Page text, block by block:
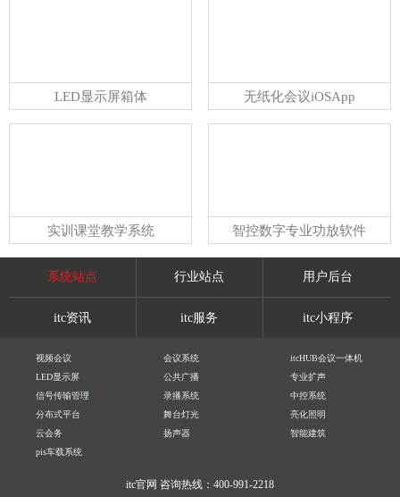
LED显示屏箱体 无纸化会议iOSApp
实训课堂教学系统 智控数字专业功放软件
系统站点 行业站点 用户后台
itc资讯 itc服务 itc小程序
视频会议 会议系统
itcHUB会议一体机
LED显示屏
公共广播
专业扩声
信号传输管理
录播系统
中控系统
分布式平台
舞台灯光
亮化照明
云会务
扬声器
智能建筑
pis车载系统
itc官网 咨询热线：400-991-2218